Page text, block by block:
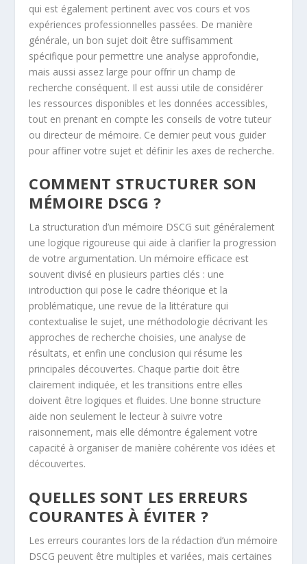
qui est également pertinent avec vos cours et vos
expériences professionnelles passées. De manière
générale, un bon sujet doit être suffisamment
spécifique pour permettre une analyse approfondie,
mais aussi assez large pour offrir un champ de
recherche conséquent. Il est aussi utile de considérer
les ressources disponibles et les données accessibles,
tout en prenant en compte les conseils de votre tuteur
ou directeur de mémoire. Ce dernier peut vous guider
pour affiner votre sujet et définir les axes de recherche.
COMMENT STRUCTURER SON
MÉMOIRE DSCG ?
La structuration d’un mémoire DSCG suit généralement
une logique rigoureuse qui aide à clarifier la progression
de votre argumentation. Un mémoire efficace est
souvent divisé en plusieurs parties clés : une
introduction qui pose le cadre théorique et la
problématique, une revue de la littérature qui
contextualise le sujet, une méthodologie décrivant les
approches de recherche choisies, une analyse de
résultats, et enfin une conclusion qui résume les
principales découvertes. Chaque partie doit être
clairement indiquée, et les transitions entre elles
doivent être logiques et fluides. Une bonne structure
aide non seulement le lecteur à suivre votre
raisonnement, mais elle démontre également votre
capacité à organiser de manière cohérente vos idées et
découvertes.
QUELLES SONT LES ERREURS
COURANTES À ÉVITER ?
Les erreurs courantes lors de la rédaction d’un mémoire
DSCG peuvent être multiples et variées, mais certaines